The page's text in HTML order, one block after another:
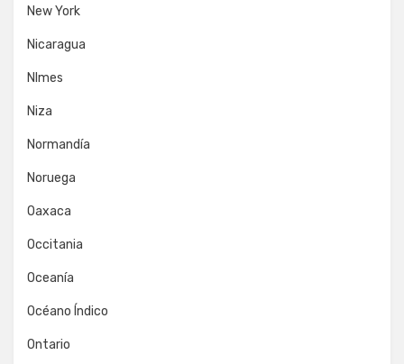
New York
Nicaragua
NImes
Niza
Normandía
Noruega
Oaxaca
Occitania
Oceanía
Océano Índico
Ontario